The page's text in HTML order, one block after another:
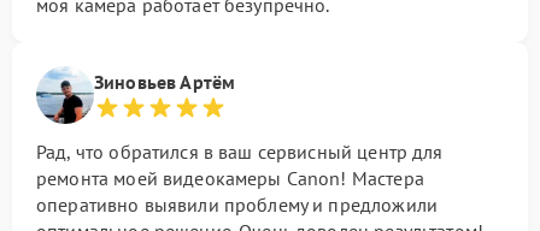
Зиновьев Артём
Рад, что обратился в ваш сервисный центр для
ремонта моей видеокамеры Canon! Мастера
оперативно выявили проблему и предложили